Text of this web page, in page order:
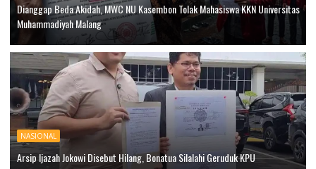
Dianggap Beda Akidah, MWC NU Kasembon Tolak Mahasiswa KKN Universitas
Muhammadiyah Malang
NASIONAL
Arsip Ijazah Jokowi Disebut Hilang, Bonatua Silalahi Geruduk KPU